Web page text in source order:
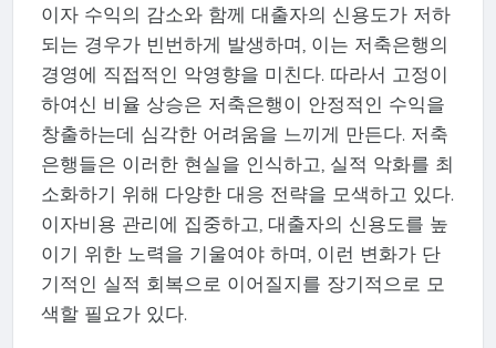
이자 수익의 감소와 함께 대출자의 신용도가 저하
되는 경우가 빈번하게 발생하며, 이는 저축은행의
경영에 직접적인 악영향을 미친다. 따라서 고정이
하여신 비율 상승은 저축은행이 안정적인 수익을
창출하는데 심각한 어려움을 느끼게 만든다. 저축
은행들은 이러한 현실을 인식하고, 실적 악화를 최
소화하기 위해 다양한 대응 전략을 모색하고 있다.
이자비용 관리에 집중하고, 대출자의 신용도를 높
이기 위한 노력을 기울여야 하며, 이런 변화가 단
기적인 실적 회복으로 이어질지를 장기적으로 모
색할 필요가 있다.